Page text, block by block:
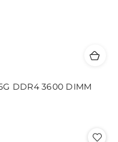
DDR4 3600 DIMM